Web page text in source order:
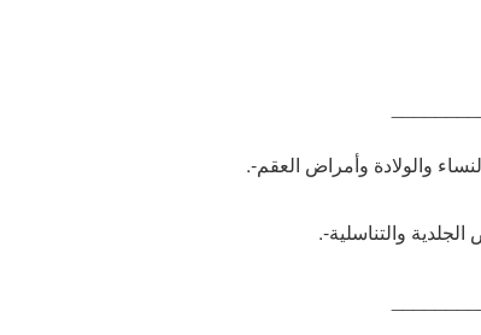
والولادة وأمراض العقم-.
والتناسلية-.